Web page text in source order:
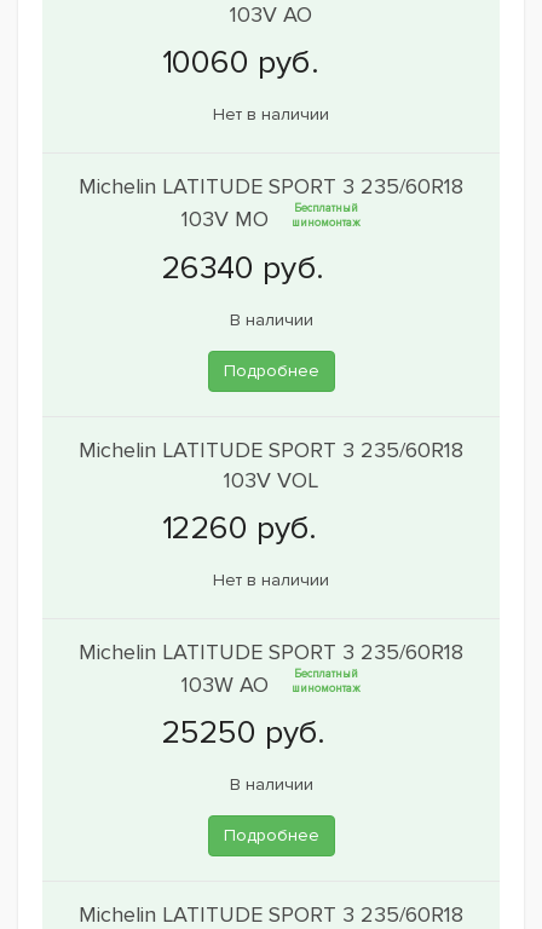
103V AO
Нет в наличии
Michelin LATITUDE SPORT 3 235/60R18
103V MO
Бесплатный
шиномонтаж
В наличии
Подробнее
Michelin LATITUDE SPORT 3 235/60R18
103V VOL
Нет в наличии
Michelin LATITUDE SPORT 3 235/60R18
103W AO
Бесплатный
шиномонтаж
В наличии
Подробнее
Michelin LATITUDE SPORT 3 235/60R18